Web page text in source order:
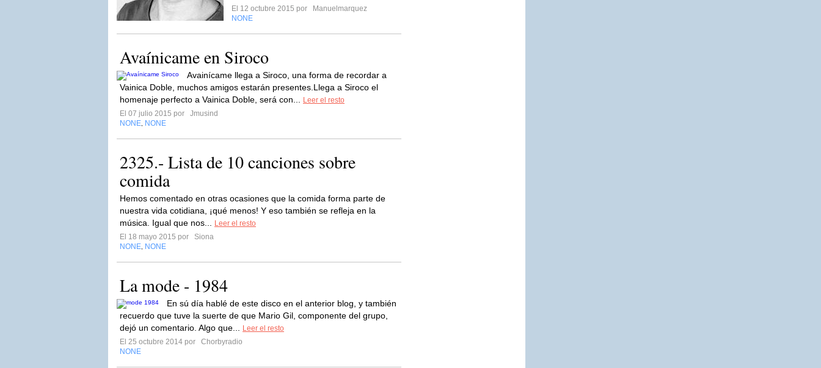
El 12 octubre 2015 por
Manuelmarquez
NONE
Avaínicame en Siroco
Avainícame llega a Siroco, una forma de recordar a
Vainica Doble, muchos amigos estarán presentes.Llega a Siroco el
homenaje perfecto a Vainica Doble, será con...
Leer el resto
El 07 julio 2015 por
Jmusind
NONE NONE
2325.- Lista de 10 canciones sobre
comida
Hemos comentado en otras ocasiones que la comida forma parte de
nuestra vida cotidiana, ¡qué menos! Y eso también se refleja en la
música. Igual que nos...
Leer el resto
El 18 mayo 2015 por
Siona
NONE NONE
La mode - 1984
En sú día hablé de este disco en el anterior blog, y también
recuerdo que tuve la suerte de que Mario Gil, componente del grupo,
dejó un comentario. Algo que...
Leer el resto
El 25 octubre 2014 por
Chorbyradio
NONE